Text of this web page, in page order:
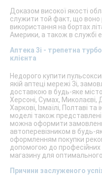
Доказом високої якості
служити той факт, що
використання на бортах
Америки, а також в службі
Аптека 3i - трепетна
клієнта
Недорого купити
якій аптеці мережі 3i,
доставкою в будь-яке
Херсоні, Сумах, Миколаєві,
Харкові, Ізмаїлі, Полтаві та
моделі також
можна оформити
автоперевізником в будь-
оформленням покупки
допомогою до професійних
магазину для
Причини заслуженого